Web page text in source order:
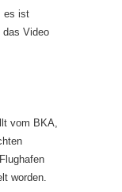
es ist
Video
vom BKA,
worden.